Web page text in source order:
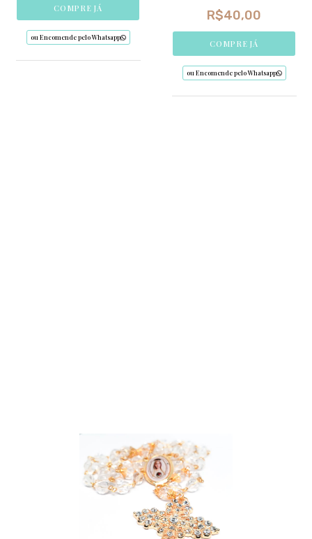
COMPRE JÁ
ou Encomende pelo Whatsapp
R$40,00
COMPRE JÁ
ou Encomende pelo Whatsapp